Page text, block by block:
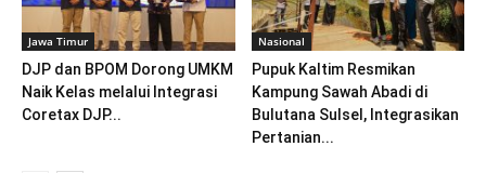
Jawa Timur
DJP dan BPOM Dorong UMKM
Naik Kelas melalui Integrasi
Coretax DJP...
Nasional
Pupuk Kaltim Resmikan
Kampung Sawah Abadi di
Bulutana Sulsel, Integrasikan
Pertanian...